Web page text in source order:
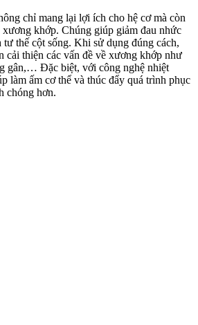
chỉ mang lại lợi ích cho hệ cơ mà còn
khớp. Chúng giúp giảm đau nhức
thế cột sống. Khi sử dụng đúng cách,
cải thiện các vấn đề về xương khớp như
gân,… Đặc biệt, với công nghệ nhiệt
làm ấm cơ thể và thúc đẩy quá trình phục
chóng hơn.